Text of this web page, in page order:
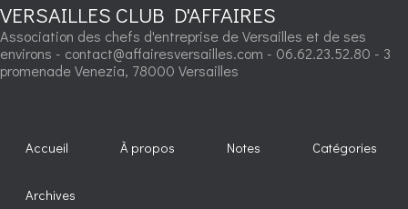
VERSAILLES CLUB D'AFFAIRES
Association des chefs d'entreprise de Versailles et de ses
environs - contact@affairesversailles.com - 06.62.23.52.80 - 3
promenade Venezia, 78000 Versailles
Accueil À propos Notes Catégories
Archives